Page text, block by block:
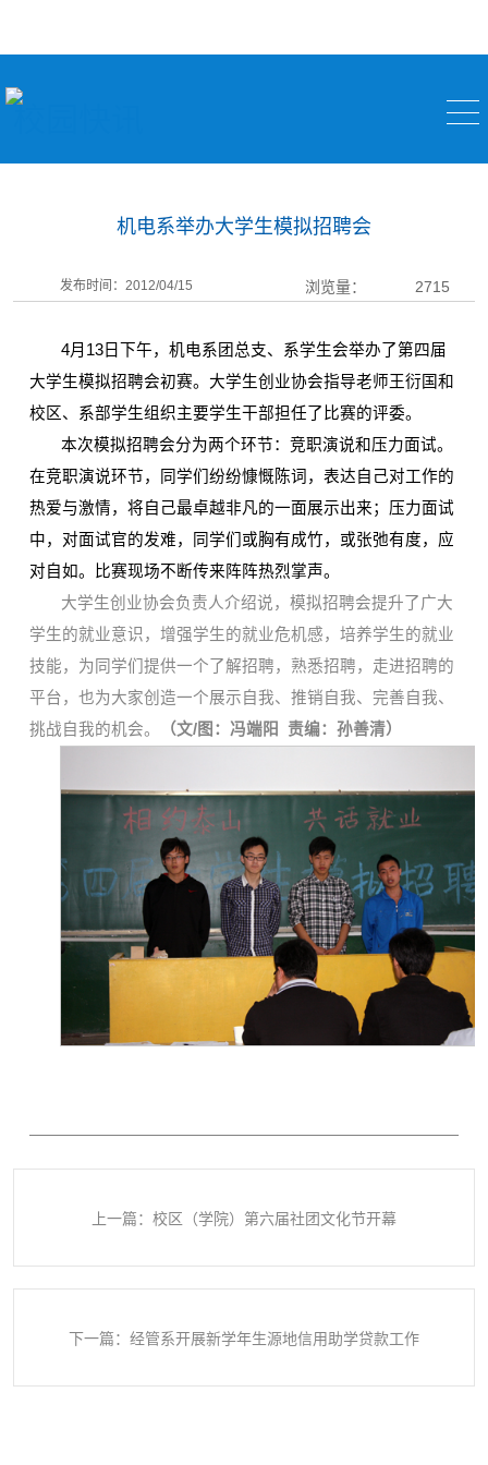
机电系举办大学生模拟招聘会
发布时间：2012/04/15 浏览量： 2715
4月 13日下午，机电系团总支、系学生会举办了第四届
大学生模拟招聘会初赛。大学生创业协会指导老师王衍国和
校区、系部学生组织主要学生干部担任了比赛的评委。
本次模拟招聘会分为两个环节：竞职演说和压力面试。
在竞职演说环节，同学们纷纷慷慨陈词，表达自己对工作的
热爱与激情，将自己最卓越非凡的一面展示出来；压力面试
中，对面试官的发难，同学们或胸有成竹，或张弛有度，应
对自如。比赛现场不断传来阵阵热烈掌声。
大学生创业协会负责人介绍说，模拟招聘会提升了广大
学生的就业意识，增强学生的就业危机感，培养学生的就业
技能，为同学们提供一个了解招聘，熟悉招聘，走进招聘的
平台，也为大家创造一个展示自我、推销自我、完善自我、
挑战自我的机会。
（文/图：冯端阳 责编：孙善清）
上一篇：校区（学院）第六届社团文化节开幕
下一篇：经管系开展新学年生源地信用助学贷款工作